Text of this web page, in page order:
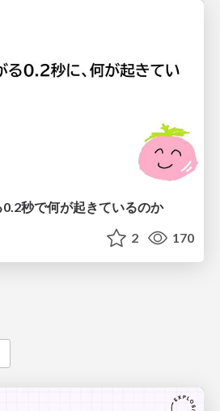
秒で何が起きているのか
2 170